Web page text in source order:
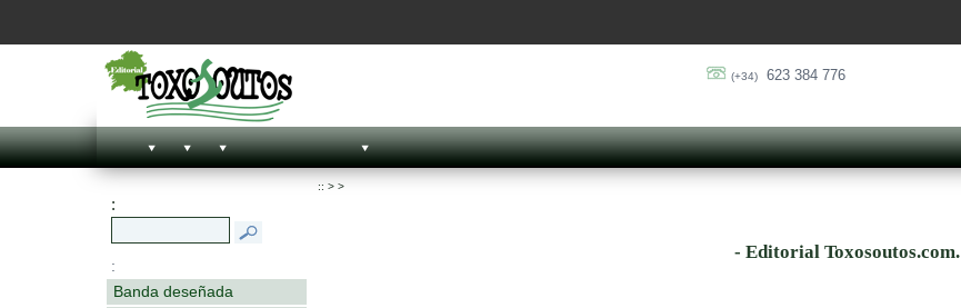
(+34) 623 384 776
:
:
Banda deseñada
:: > >
- Editorial Toxosoutos.com.